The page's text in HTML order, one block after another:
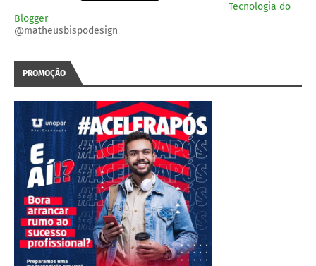
Tecnologia do
Blogger
@matheusbispodesign
PROMOÇÃO